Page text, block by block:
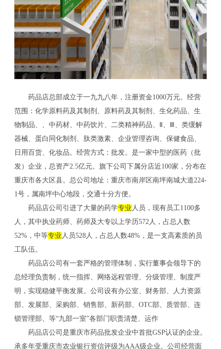
药品店总部成立于一九九八年，注册资金1000万元。经营
范围：化学原料药及其制剂、原料药及其制剂、生化药品、生
物制品、、中药材、中药饮片、二类精神药品、Ⅱ、Ⅲ、类缓解
器械、蛋白同化制剂、肽类激素、企业管理咨询、保健食品、
日用百货、化妆品。经营方式：批发。是一家中型的医药（批
发）企业，总资产2.5亿元。旗下公司下属分店近100家，分布在
重庆市各大区县。总公司地址：重庆市南岸区南坪南城大道224-
1号，属南坪中心地段，交通十分方便。
药品店公司引进了大量的药学专业 人员，现有员工1100多
人，其中执业药师、药师及大专以上学历572人，占总人数
52%，中等专业 人员528人，占总人数48%，是一支高素质的员
工队伍。
药品店公司有一套严格的管理体制，实行董事会领导下的
总经理负责制，统一指挥、网络远程管理、分级管理、制度严
明，实现稳健平衡发展。公司设有办公室、财务部、人力资源
部、发展部、采购部、销售部、新药部、OTC部、质管部、连
锁管理部、等“九部一室”各部门职责清楚、运作
药品店公司是重庆市药品批发企业中首批GSP认证的企业。
承多年受重庆市农业银行资信评级为AAA级企业。公司经营面